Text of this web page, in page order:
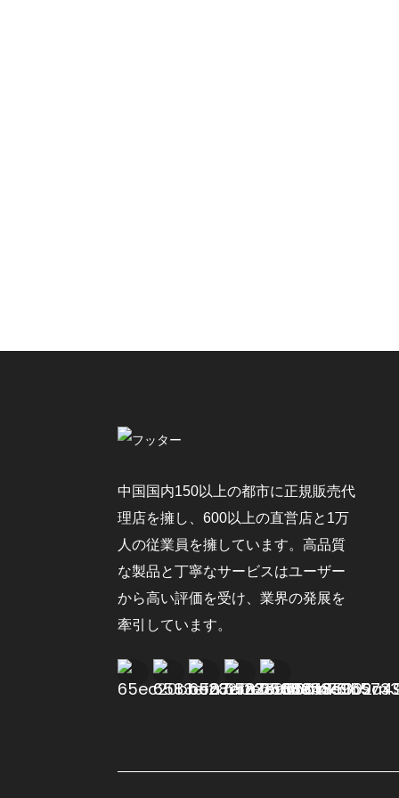
中国国内150以上の都市に正規販売代
理店を擁し、600以上の直営店と1万
人の従業員を擁しています。高品質
な製品と丁寧なサービスはユーザー
から高い評価を受け、業界の発展を
牽引しています。